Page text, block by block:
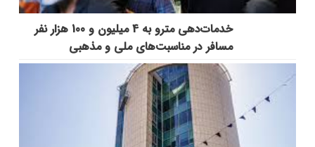
خدمات‌دهي مترو به 4 ميليون و 100 هزار نفر
مسافر در مناسبت‌هاي ملي و مذهبي